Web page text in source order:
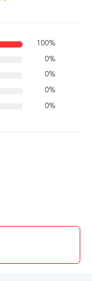
100%
0%
0%
0%
0%